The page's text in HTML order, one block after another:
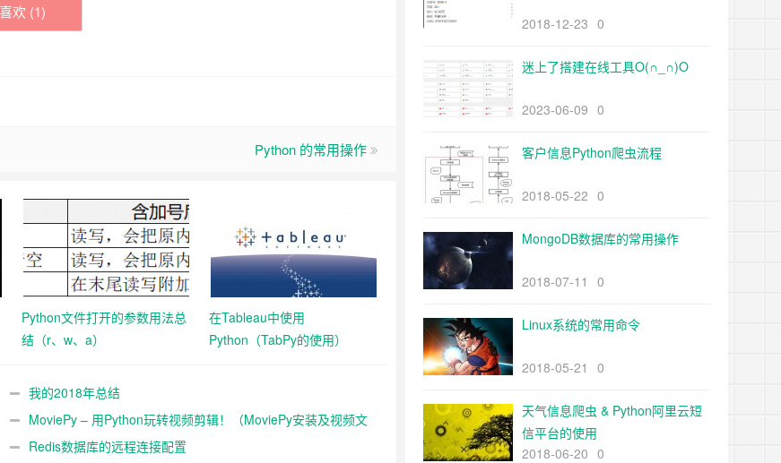
喜欢 (1)
Python 的常用操作
Python文件打开的参数用法总
结（r、w、a）
在Tableau中使用
Python（TabPy的使用）
我的2018年总结
MoviePy – 用Python玩转视频剪辑！（MoviePy安装及视频文
件读取）
Redis数据库的远程连接配置
2018-12-23 0
迷上了搭建在线工具O(∩_∩)O
2023-06-09 0
客户信息Python爬虫流程
2018-05-22 0
MongoDB数据库的常用操作
2018-07-11 0
Linux系统的常用命令
2018-05-21 0
天气信息爬虫 & Python阿里云短
信平台的使用
2018-06-20 0